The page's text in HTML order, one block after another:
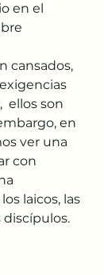
en el
ellos son
en
ver una
con
laicos, las
discípulos.